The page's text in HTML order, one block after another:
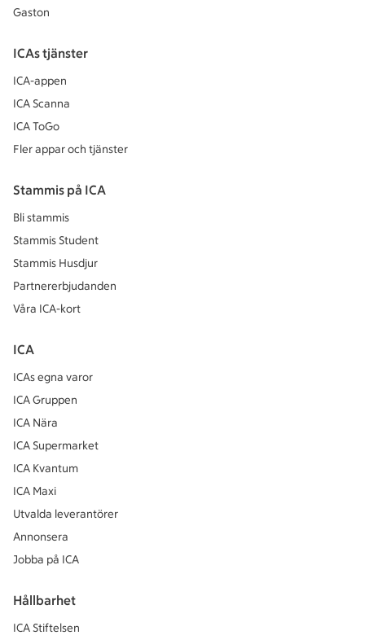
Gaston
ICAs tjänster
ICA-appen
ICA Scanna
ICA ToGo
Fler appar och tjänster
Stammis på ICA
Bli stammis
Stammis Student
Stammis Husdjur
Partnererbjudanden
Våra ICA-kort
ICA
ICAs egna varor
ICA Gruppen
ICA Nära
ICA Supermarket
ICA Kvantum
ICA Maxi
Utvalda leverantörer
Annonsera
Jobba på ICA
Hållbarhet
ICA Stiftelsen